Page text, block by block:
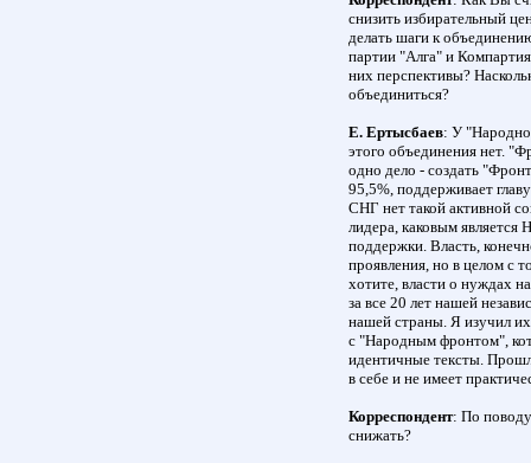
снизить избирательный
делать шаги к
партии "Алга" и
них перспективы?
объединиться?
Е. Ертысбаев: У
этого объединения нет.
одно дело - создать
95,5%, поддерживает
СНГ нет такой активной
лидера, каковым является
поддержки. Власть,
проявления, но в целом с
хотите, власти о нуждах
за все 20 лет нашей
нашей страны. Я изучил
с "Народным фронтом",
идентичные тексты.
в себе и не имеет
Корреспондент: По поводу
снижать?